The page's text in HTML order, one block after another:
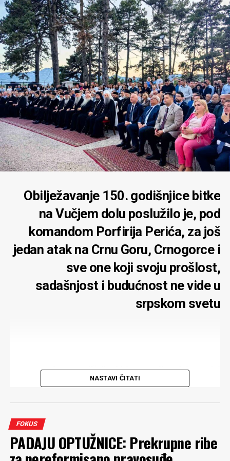
Obilježavanje 150. godišnjice bitke
na Vučjem dolu poslužilo je, pod
komandom Porfirija Perića, za još
jedan atak na Crnu Goru, Crnogorce i
sve one koji svoju prošlost,
sadašnjost i budućnost ne vide u
srpskom svetu
Sto pedeseta godišnjica bitke na Vučjem dolu (28. jul
1876) dala je povoda za ponovnu demonstraciju
našali su se Srpska pravoslavna crkva i njen Patrijarh
Porfirije Parić
srpskog sveta, sa funkcijama i bez njih, trudili da
pomognu, kako i koliko umiju.
NASTAVI ČITATI
FOKUS
PADAJU OPTUŽNICE: Prekrupne ribe